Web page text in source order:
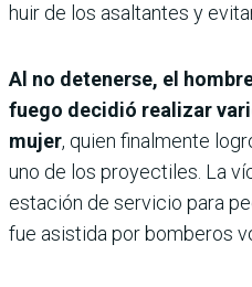
huir de los asaltantes y
Al no detenerse, el
fuego decidió realizar
mujer, quien finalmente
uno de los proyectiles. La
estación de servicio para
fue asistida por bomberos